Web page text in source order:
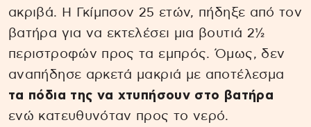
ακριβά. Η Γκίμπσον 25 ετών, πήδηξε από τον
βατήρα για να εκτελέσει μια βουτιά 2½
περιστροφών προς τα εμπρός. Όμως, δεν
αναπήδησε αρκετά μακριά με αποτέλεσμα
τα πόδια της να χτυπήσουν στο βατήρα
ενώ κατευθυνόταν προς το νερό.